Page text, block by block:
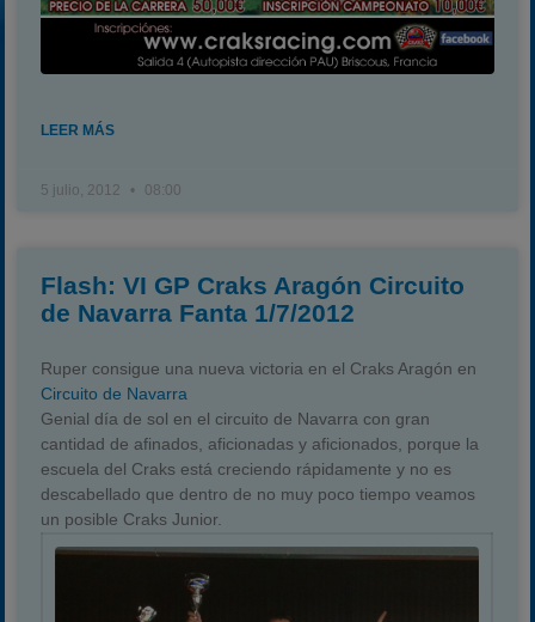
LEER MÁS
5 julio, 2012 08:00
Flash: VI GP Craks Aragón Circuito
de Navarra Fanta 1/7/2012
Ruper consigue una nueva victoria en el Craks Aragón en
Circuito de Navarra
Genial día de sol en el circuito de Navarra con gran
cantidad de afinados, aficionadas y aficionados, porque la
escuela del Craks está creciendo rápidamente y no es
descabellado que dentro de no muy poco tiempo veamos
un posible Craks Junior.